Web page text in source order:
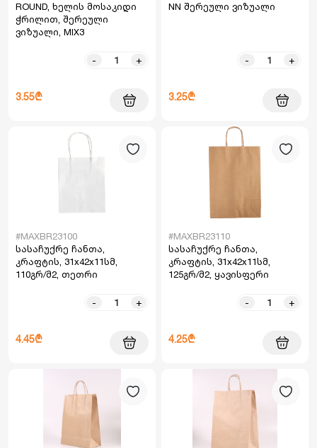
ROUND, ხელის მოსაკიდი
ჭრილით, შერეული
ვიზუალი, MIX3
- +
3.55₾
NN შერეული ვიზუალი
- +
3.25₾
#MAXBR23100
სასაჩუქრე ჩანთა,
კრაფტის, 31x42x11სმ,
110გრ/მ2, თეთრი
- +
4.45₾
#MAXBR23110
სასაჩუქრე ჩანთა,
კრაფტის, 31x42x11სმ,
125გრ/მ2, ყავისფერი
- +
4.25₾